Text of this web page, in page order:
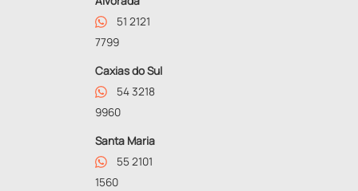
51 2121
7799
Caxias do Sul
54 3218
9960
Santa Maria
55 2101
1560